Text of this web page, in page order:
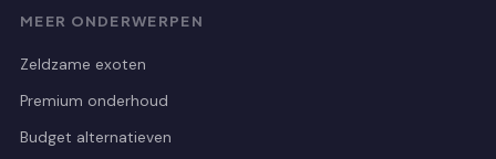
MEER ONDERWERPEN
Zeldzame exoten
Premium onderhoud
Budget alternatieven